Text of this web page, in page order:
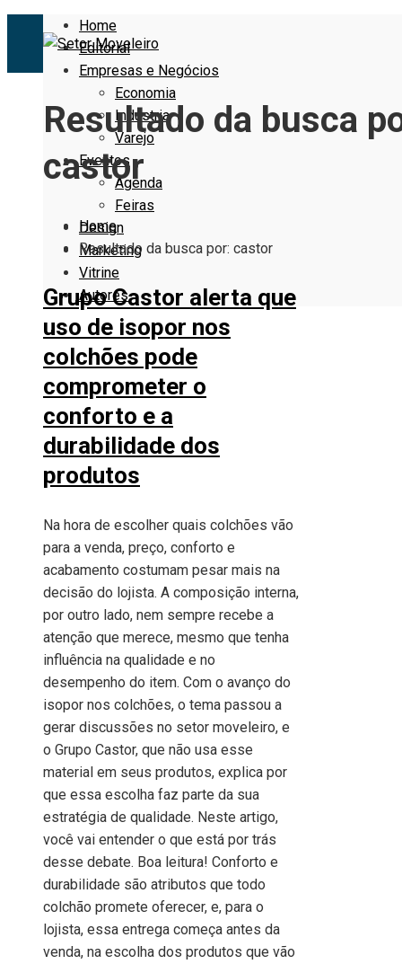
Home
Editorial
Empresas e Negócios
Economia
Indústria
Varejo
Eventos
Agenda
Feiras
Design
Marketing
Vitrine
Autores
Resultado da busca
castor
Home
Resultado da busca por: castor
Grupo Castor alerta que
uso de isopor nos
colchões pode
comprometer o
conforto e a
durabilidade dos
produtos
Na hora de escolher quais colchões vão
para a venda, preço, conforto e
acabamento costumam pesar mais na
decisão do lojista. A composição interna,
por outro lado, nem sempre recebe a
atenção que merece, mesmo que tenha
influência na qualidade e no
desempenho do item. Com o avanço do
isopor nos colchões, o tema passou a
gerar discussões no setor moveleiro, e
o Grupo Castor, que não usa esse
material em seus produtos, explica por
que essa escolha faz parte da sua
estratégia de qualidade. Neste artigo,
você vai entender o que está por trás
desse debate. Boa leitura! Conforto e
durabilidade são atributos que todo
colchão promete oferecer, e, para o
lojista, essa entrega começa antes da
venda, na escolha dos produtos que vão